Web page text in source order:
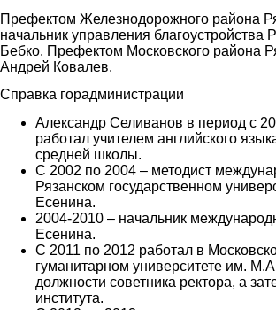
Префектом Железнодорожного района
начальник управления благоустройства
Бебко. Префектом Московского района
Андрей Ковалев.
Справка горадминистрации
Александр Селиванов в период с
работал учителем английского
средней школы.
С 2002 по 2004 – методист
Рязанском государственном
Есенина.
2004-2010 – начальник
Есенина.
С 2011 по 2012 работал в
гуманитарном университете им.
должности советника ректора, а
института.